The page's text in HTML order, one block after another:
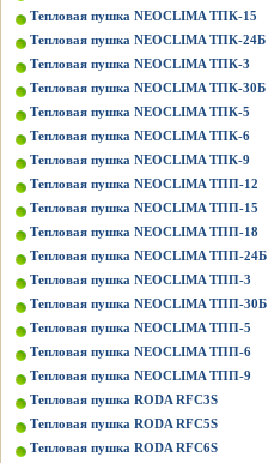
Тепловая пушка NEOCLIMA ТПК-15
Тепловая пушка NEOCLIMA ТПК-24Б
Тепловая пушка NEOCLIMA ТПК-3
Тепловая пушка NEOCLIMA ТПК-30Б
Тепловая пушка NEOCLIMA ТПК-5
Тепловая пушка NEOCLIMA ТПК-6
Тепловая пушка NEOCLIMA ТПК-9
Тепловая пушка NEOCLIMA ТПП-12
Тепловая пушка NEOCLIMA ТПП-15
Тепловая пушка NEOCLIMA ТПП-18
Тепловая пушка NEOCLIMA ТПП-24Б
Тепловая пушка NEOCLIMA ТПП-3
Тепловая пушка NEOCLIMA ТПП-30Б
Тепловая пушка NEOCLIMA ТПП-5
Тепловая пушка NEOCLIMA ТПП-6
Тепловая пушка NEOCLIMA ТПП-9
Тепловая пушка RODA RFC3S
Тепловая пушка RODA RFC5S
Тепловая пушка RODA RFC6S